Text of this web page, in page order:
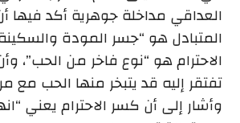
العداقي مداخلة جوهرية أكد فيها
المتبادل هو “جسر المودة
الاحترام هو “نوع فاخر من الحب”،
تفتقر إليه قد يتبخر منها الحب مع
وأشار إلى أن كسر الاحترام يعني